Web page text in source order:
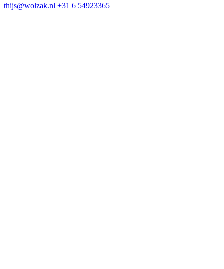
thijs@wolzak.nl +31 6 54923365